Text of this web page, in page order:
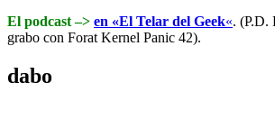
El podcast –> en «El Telar del Geek«. (P.D.
grabo con Forat Kernel Panic 42).
dabo